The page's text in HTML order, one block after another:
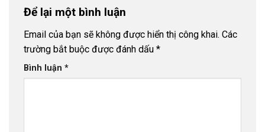
Để lại một bình luận
Email của bạn sẽ không được hiển thị công khai. Các
trường bắt buộc được đánh dấu *
Bình luận *